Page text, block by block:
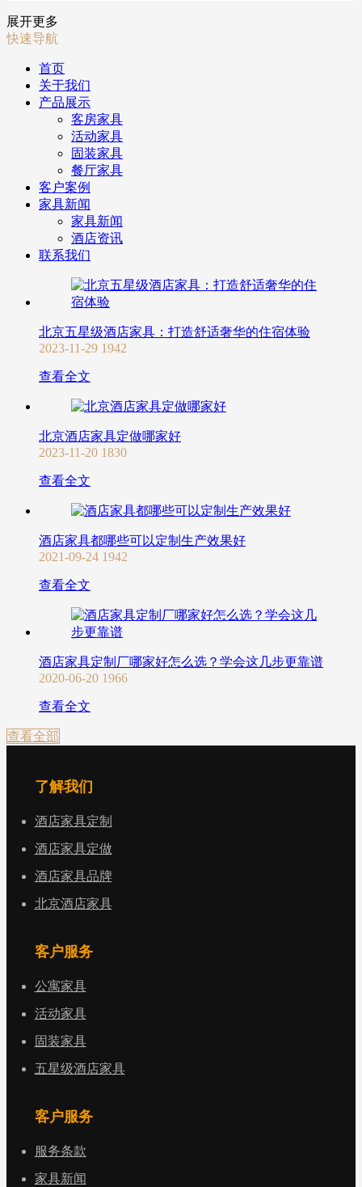
展开更多
快速导航
首页
关于我们
产品展示
客房家具
活动家具
固装家具
餐厅家具
客户案例
家具新闻
家具新闻
酒店资讯
联系我们
北京五星级酒店家具：打造舒适奢华的住宿体验
2023-11-29 1942
查看全文
北京酒店家具定做哪家好
2023-11-20 1830
查看全文
酒店家具都哪些可以定制生产效果好
2021-09-24 1942
查看全文
酒店家具定制厂哪家好怎么选？学会这几步更靠谱
2020-06-20 1966
查看全文
查看全部
了解我们
酒店家具定制
酒店家具定做
酒店家具品牌
北京酒店家具
客户服务
公寓家具
活动家具
固装家具
五星级酒店家具
客户服务
服务条款
家具新闻